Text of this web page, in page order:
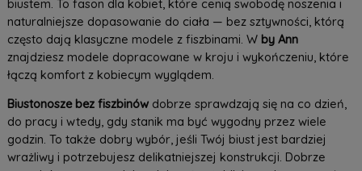
biustem. To fason dla kobiet, które cenią swobodę noszenia i
naturalniejsze dopasowanie do ciała — bez sztywności, którą
często dają klasyczne modele z fiszbinami. W by Ann
znajdziesz modele dopracowane w kroju i wykończeniu, które
łączą komfort z kobiecym wyglądem.
Biustonosze bez fiszbinówdobrze sprawdzają się na co dzień,
do pracy i wtedy, gdy stanik ma być wygodny przez wiele
godzin. To także dobry wybór, jeśli Twój biust jest bardziej
wrażliwy i potrzebujesz delikatniejszej konstrukcji. Dobrze